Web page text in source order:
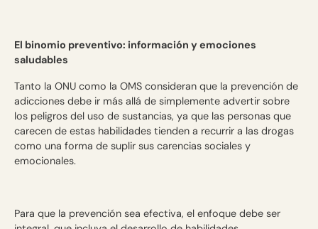
El binomio preventivo: información y emociones
saludables
Tanto la ONU como la OMS consideran que la prevención de
adicciones debe ir más allá de simplemente advertir sobre
los peligros del uso de sustancias, ya que las personas que
carecen de estas habilidades tienden a recurrir a las drogas
como una forma de suplir sus carencias sociales y
emocionales.
Para que la prevención sea efectiva, el enfoque debe ser